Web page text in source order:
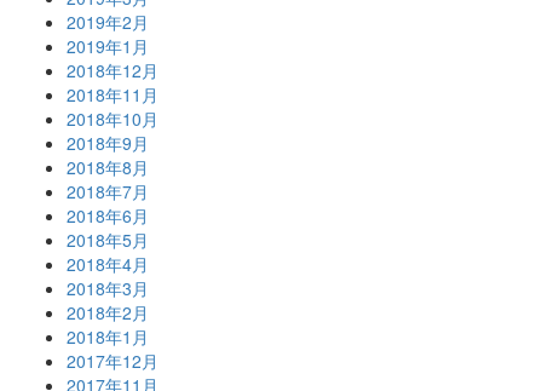
2019年2月
2019年1月
2018年12月
2018年11月
2018年10月
2018年9月
2018年8月
2018年7月
2018年6月
2018年5月
2018年4月
2018年3月
2018年2月
2018年1月
2017年12月
2017年11月